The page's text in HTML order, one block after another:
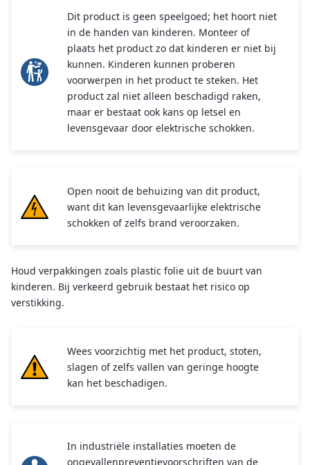
Dit product is geen speelgoed; het hoort niet
in de handen van kinderen. Monteer of
plaats het product zo dat kinderen er niet bij
kunnen. Kinderen kunnen proberen
voorwerpen in het product te steken. Het
product zal niet alleen beschadigd raken,
maar er bestaat ook kans op letsel en
levensgevaar door elektrische schokken.
Open nooit de behuizing van dit product,
want dit kan levensgevaarlijke elektrische
schokken of zelfs brand veroorzaken.
Houd verpakkingen zoals plastic folie uit de buurt van
kinderen. Bij verkeerd gebruik bestaat het risico op
verstikking.
Wees voorzichtig met het product, stoten,
slagen of zelfs vallen van geringe hoogte
kan het beschadigen.
In industriële installaties moeten de
ongevallenpreventievoorschriften van de